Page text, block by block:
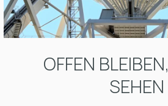
OFFEN BLEIBEN,
SEHEN